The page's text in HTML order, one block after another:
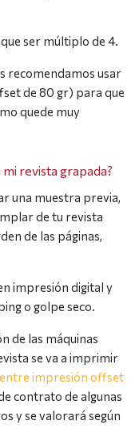
ser múltiplo de 4.
recomendamos usar
de 80 gr) para que
quede muy
revista grapada?
una muestra previa,
de tu revista
de las páginas,
impresión digital y
o golpe seco.
de las máquinas
se va a imprimir
impresión offset
contrato de algunas
y se valorará según